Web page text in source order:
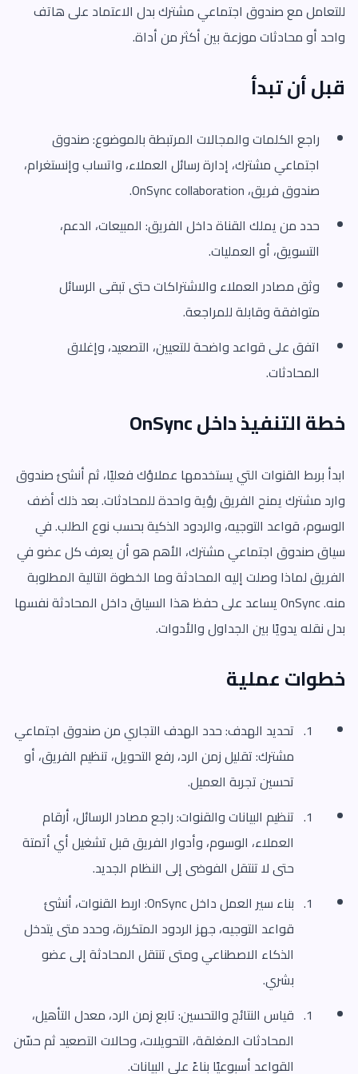
للتعامل مع صندوق اجتماعي مشترك بدل الاعتماد على هاتف
واحد أو محادثات موزعة بين أكثر من أداة.
قبل أن تبدأ
راجع الكلمات والمجالات المرتبطة بالموضوع: صندوق
اجتماعي مشترك، إدارة رسائل العملاء، واتساب وإنستغرام،
صندوق فريق، OnSync collaboration.
حدد من يملك القناة داخل الفريق: المبيعات، الدعم،
التسويق، أو العمليات.
وثق مصادر العملاء والاشتراكات حتى تبقى الرسائل
متوافقة وقابلة للمراجعة.
اتفق على قواعد واضحة للتعيين، التصعيد، وإغلاق
المحادثات.
خطة التنفيذ داخل OnSync
ابدأ بربط القنوات التي يستخدمها عملاؤك فعليًا، ثم أنشئ صندوق
وارد مشترك يمنح الفريق رؤية واحدة للمحادثات. بعد ذلك أضف
الوسوم، قواعد التوجيه، والردود الذكية بحسب نوع الطلب. في
سياق صندوق اجتماعي مشترك، الأهم هو أن يعرف كل عضو في
الفريق لماذا وصلت إليه المحادثة وما الخطوة التالية المطلوبة
منه. OnSync يساعد على حفظ هذا السياق داخل المحادثة نفسها
بدل نقله يدويًا بين الجداول والأدوات.
خطوات عملية
تحديد الهدف: حدد الهدف التجاري من صندوق اجتماعي
مشترك: تقليل زمن الرد، رفع التحويل، تنظيم الفريق، أو
تحسين تجربة العميل.
تنظيم البيانات والقنوات: راجع مصادر الرسائل، أرقام
العملاء، الوسوم، وأدوار الفريق قبل تشغيل أي أتمتة
حتى لا تنتقل الفوضى إلى النظام الجديد.
بناء سير العمل داخل OnSync: اربط القنوات، أنشئ
قواعد التوجيه، جهز الردود المتكررة، وحدد متى يتدخل
الذكاء الاصطناعي ومتى تنتقل المحادثة إلى عضو
بشري.
قياس النتائج والتحسين: تابع زمن الرد، معدل التأهيل،
المحادثات المغلقة، التحويلات، وحالات التصعيد ثم حسّن
القواعد أسبوعيًا بناءً على البيانات.